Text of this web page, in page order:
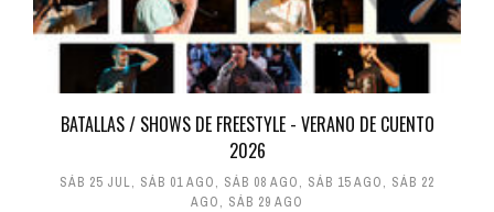
BATALLAS / SHOWS DE FREESTYLE - VERANO DE CUENTO
2026
SÁB 25 JUL, SÁB 01 AGO, SÁB 08 AGO, SÁB 15 AGO, SÁB 22
AGO, SÁB 29 AGO